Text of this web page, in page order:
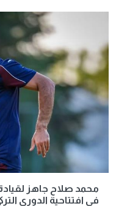
محمد صلاح جاهز
في افتتاحية الدوري